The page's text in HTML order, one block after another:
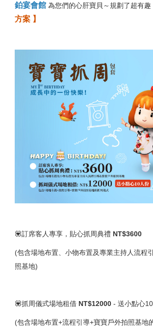
鉑宴會館 為您們的心肝寶貝～規劃了超有趣
方案 】
💟訂席客人專享，貼心抓周典禮 NT$3600
(包含場地布置、小物布置及專業主持人流程
照基地)
💟抓周儀式場地租借 NT$12000 - 送小點心
(包含場地布置+流程引導+寶寶戶外拍照基地